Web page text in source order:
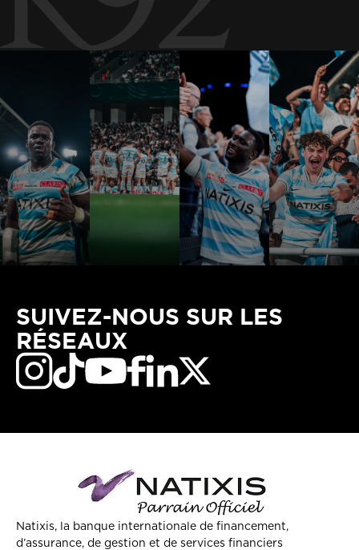
SUIVEZ-NOUS SUR LES
RÉSEAUX
Natixis, la banque internationale de financement,
d’assurance, de gestion et de services financiers